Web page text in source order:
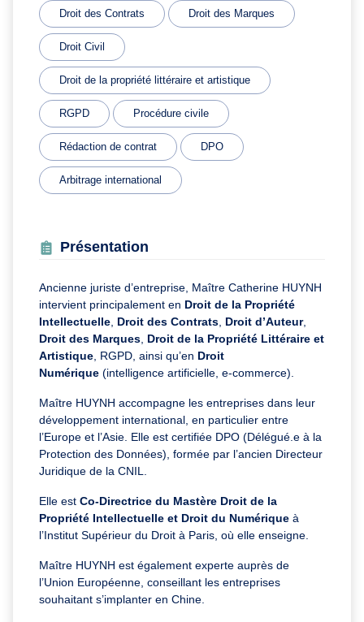
Droit des Contrats Droit des Marques
Droit Civil
Droit de la propriété littéraire et artistique
RGPD Procédure civile
Rédaction de contrat DPO
Arbitrage international
Présentation
Ancienne juriste d’entreprise, Maître Catherine HUYNH
intervient principalement en Droit de la Propriété
Intellectuelle, Droit des Contrats, Droit d’Auteur,
Droit des Marques, Droit de la Propriété Littéraire et
Artistique, RGPD, ainsi qu’en Droit
Numérique (intelligence artificielle, e-commerce).
Maître HUYNH accompagne les entreprises dans leur
développement international, en particulier entre
l’Europe et l’Asie. Elle est certifiée DPO (Délégué.e à la
Protection des Données), formée par l’ancien Directeur
Juridique de la CNIL.
Elle est Co-Directrice du Mastère Droit de la
Propriété Intellectuelle et Droit du Numérique à
l’Institut Supérieur du Droit à Paris, où elle enseigne.
Maître HUYNH est également experte auprès de
l’Union Européenne, conseillant les entreprises
souhaitant s’implanter en Chine.